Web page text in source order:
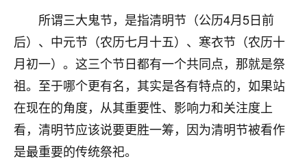
所谓三大鬼节，是指清明节（公历4月5日前
后）、中元节（农历七月十五）、寒衣节（农历十
月初一）。这三个节日都有一个共同点，那就是祭
祖。至于哪个更有名，其实是各有特点的，如果站
在现在的角度，从其重要性、影响力和关注度上
看，清明节应该说要更胜一筹，因为清明节被看作
是最重要的传统祭祀。
3000，非常开心，无论如何，感恩感谢！🙏🏻
鹿森 ：恭喜升职加薪！！，请客吗？�
12小时前 来自北京 32
心心相印
我身体不太好，总是病病殃殃的，去检查又没什么大
问题，反正就是不舒服。中医西医看遍了，找不到问